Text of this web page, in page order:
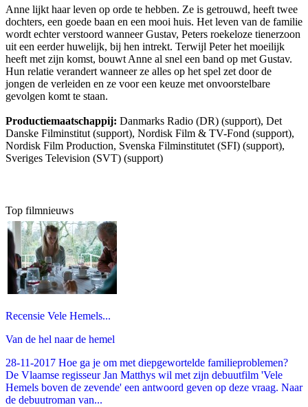
Anne lijkt haar leven op orde te hebben. Ze is getrouwd, heeft twee
dochters, een goede baan en een mooi huis. Het leven van de familie
wordt echter verstoord wanneer Gustav, Peters roekeloze tienerzoon
uit een eerder huwelijk, bij hen intrekt. Terwijl Peter het moeilijk
heeft met zijn komst, bouwt Anne al snel een band op met Gustav.
Hun relatie verandert wanneer ze alles op het spel zet door de
jongen de verleiden en ze voor een keuze met onvoorstelbare
gevolgen komt te staan.
Productiemaatschappij: Danmarks Radio (DR) (support), Det
Danske Filminstitut (support), Nordisk Film & TV-Fond (support),
Nordisk Film Production, Svenska Filminstitutet (SFI) (support),
Sveriges Television (SVT) (support)
Top filmnieuws
Recensie Vele Hemels...
Van de hel naar de hemel
28-11-2017 Hoe ga je om met diepgewortelde familieproblemen?
De Vlaamse regisseur Jan Matthys wil met zijn debuutfilm 'Vele
Hemels boven de zevende' een antwoord geven op deze vraag. Naar
de debuutroman van...